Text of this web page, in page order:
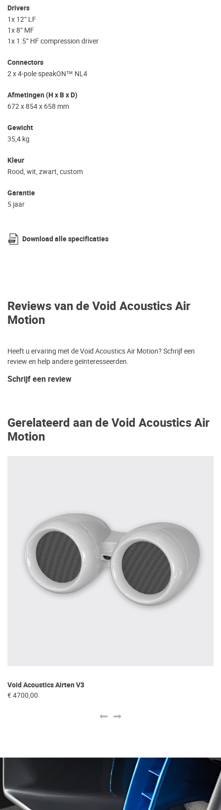
Drivers
1x 12” LF
1x 8” MF
1x 1.5” HF compression driver
Connectors
2 x 4-pole speakON™ NL4
Afmetingen (H x B x D)
672 x 854 x 658 mm
Gewicht
35,4 kg
Kleur
Rood, wit, zwart, custom
Garantie
5 jaar
Download alle specificaties
Reviews van de Void Acoustics Air
Motion
Heeft u ervaring met de Void Acoustics Air Motion? Schrijf een
review en help andere geïnteresseerden.
Schrijf een review
Gerelateerd aan de Void Acoustics Air
Motion
Void Acoustics Airten V3
€ 4700,00